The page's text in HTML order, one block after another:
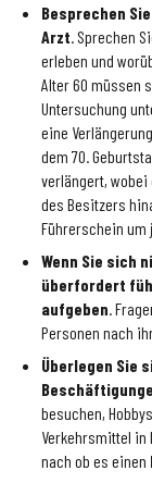
Besprechen
Arzt . Sprechen
erleben und
Alter 60 müssen
Untersuchung
eine
dem 70.
verlängert,
des Besitzers
Führerschein um
Wenn Sie sich
überfordert
aufgeben .
Personen nach
Überlegen Sie
besuchen,
Verkehrsmittel in
nach ob es einen